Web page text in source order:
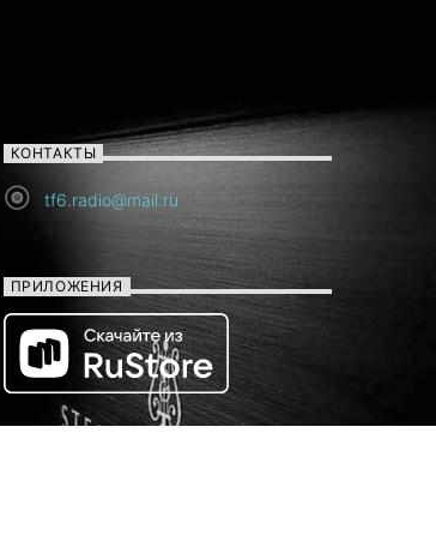
КОНТАКТЫ
tf6.radio@mail.ru
ПРИЛОЖЕНИЯ